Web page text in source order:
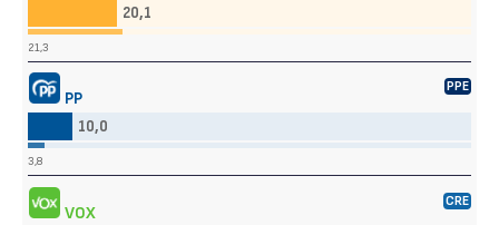
20,1
21,3
PP
PPE
10,0
3,8
VOX
CRE